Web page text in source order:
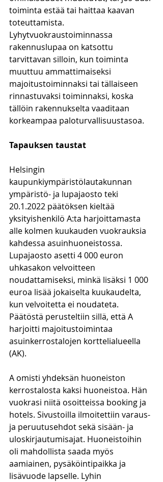
toiminta estää tai haittaa kaavan
toteuttamista.
Lyhytvuokraustoiminnassa
rakennuslupaa on katsottu
tarvittavan silloin, kun toiminta
muuttuu ammattimaiseksi
majoitustoiminnaksi tai tällaiseen
rinnastuvaksi toiminnaksi, koska
tällöin rakennukselta vaaditaan
korkeampaa paloturvallisuustasoa.
Tapauksen taustat
Helsingin
kaupunkiympäristölautakunnan
ympäristö- ja lupajaosto teki
20.1.2022 päätöksen kieltää
yksityishenkilö A:ta harjoittamasta
alle kolmen kuukauden vuokrauksia
kahdessa asuinhuoneistossa.
Lupajaosto asetti 4 000 euron
uhkasakon velvoitteen
noudattamiseksi, minkä lisäksi 1 000
euroa lisää jokaiselta kuukaudelta,
kun velvoitetta ei noudateta.
Päätöstä perusteltiin sillä, että A
harjoitti majoitustoimintaa
asuinkerrostalojen korttelialueella
(AK).
A omisti yhdeksän huoneiston
kerrostalosta kaksi huoneistoa. Hän
vuokrasi niitä osoitteissa booking ja
hotels. Sivustoilla ilmoitettiin varaus-
ja peruutusehdot sekä sisään- ja
uloskirjautumisajat. Huoneistoihin
oli mahdollista saada myös
aamiainen, pysäköintipaikka ja
lisävuode lapselle. Lyhin